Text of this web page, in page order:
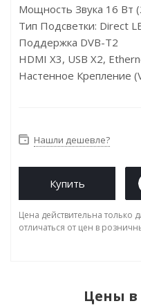
Мощность Звука 16 Вт
Тип Подсветки: Direct
Поддержка DVB-T2
HDMI X3, USB X2,
Настенное Крепление
Нашли дешевле?
Купить
Цена действительна только
отличаться от цен в
Цены в